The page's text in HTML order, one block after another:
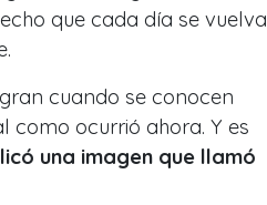
que cada día se vuelva
cuando se conocen
como ocurrió ahora. Y es
una imagen que llamó